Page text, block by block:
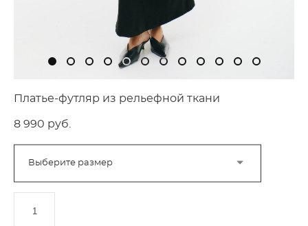
Платье-футляр из рельефной ткани
8 990 pуб.
Выберите размер